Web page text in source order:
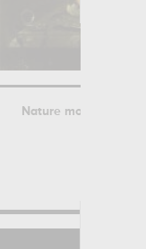
Nature morte au pot